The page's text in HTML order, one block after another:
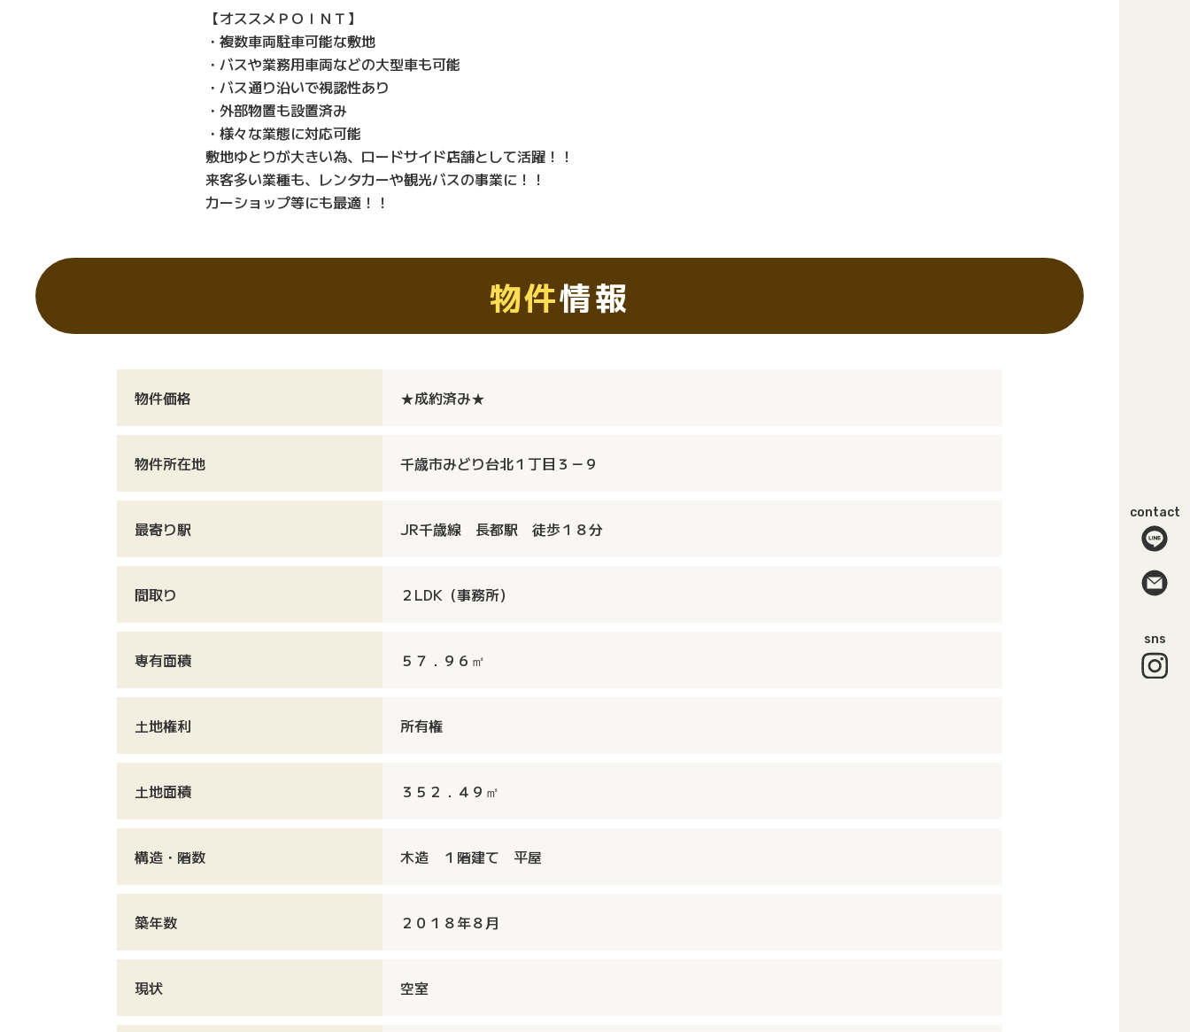
contact
sns
【オススメＰＯＩＮＴ】
・複数車両駐車可能な敷地
・バスや業務用車両などの大型車も可能
・バス通り沿いで視認性あり
・外部物置も設置済み
・様々な業態に対応可能
敷地ゆとりが大きい為、ロードサイド店舗として活躍！！
来客多い業種も、レンタカーや観光バスの事業に！！
カーショップ等にも最適！！
物件情報
物件価格 ★成約済み★
物件所在地 千歳市みどり台北１丁目３－９
最寄り駅 JR千歳線 長都駅 徒歩１８分
間取り ２LDK（事務所）
専有面積 ５７．９６㎡
土地権利 所有権
土地面積 ３５２．４９㎡
構造・階数 木造 １階建て 平屋
築年数 ２０１８年８月
現状 空室